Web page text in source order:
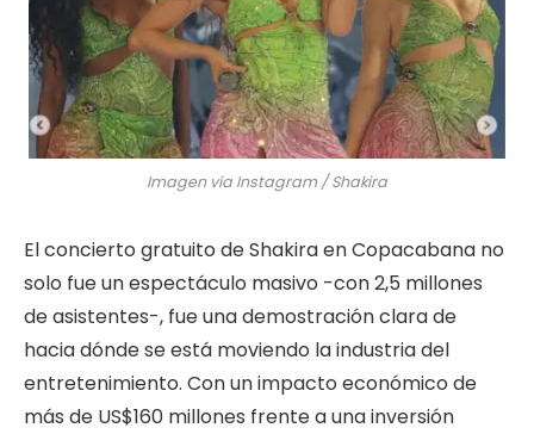
Imagen vía Instagram / Shakira
El concierto gratuito de Shakira en Copacabana no
solo fue un espectáculo masivo -con 2,5 millones
de asistentes-, fue una demostración clara de
hacia dónde se está moviendo la industria del
entretenimiento. Con un impacto económico de
más de US$160 millones frente a una inversión